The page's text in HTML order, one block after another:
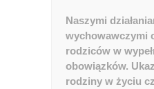
Naszymi
wychowawczymi
rodziców w
obowiązków.
rodziny w życiu